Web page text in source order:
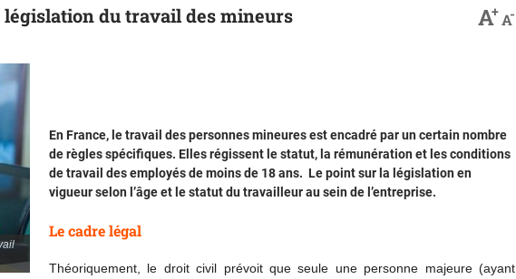
législation du travail des mineurs A+A-
En France, le travail des personnes mineures est encadré par un certain nombre
de règles spécifiques. Elles régissent le statut, la rémunération et les conditions
de travail des employés de moins de 18 ans. Le point sur la législation en
vigueur selon l’âge et le statut du travailleur au sein de l’entreprise.
Le cadre légal
Théoriquement, le droit civil prévoit que seule une personne majeure (ayant